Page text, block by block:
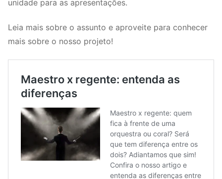
unidade para as apresentações.
Leia mais sobre o assunto e aproveite para conhecer
mais sobre o nosso projeto!